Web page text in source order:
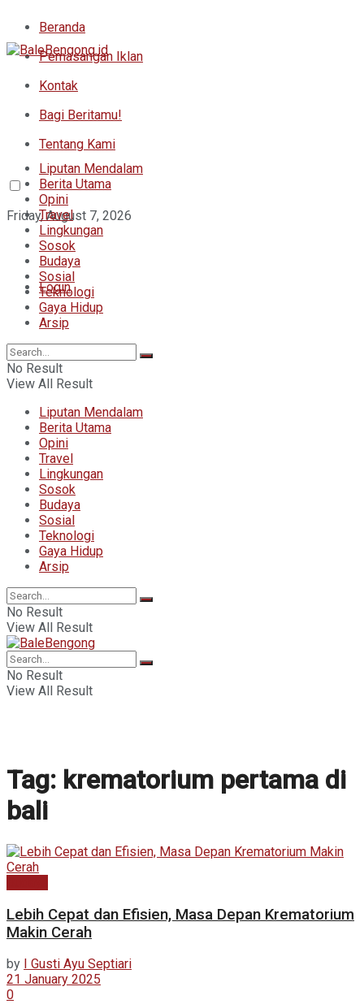
Beranda
Pemasangan Iklan
Kontak
Bagi Beritamu!
Tentang Kami
Friday, August 7, 2026
Login
Liputan Mendalam
Berita Utama
Opini
Travel
Lingkungan
Sosok
Budaya
Sosial
Teknologi
Gaya Hidup
Arsip
No Result
View All Result
Liputan Mendalam
Berita Utama
Opini
Travel
Lingkungan
Sosok
Budaya
Sosial
Teknologi
Gaya Hidup
Arsip
No Result
View All Result
No Result
View All Result
Tag: krematorium pertama di
bali
Lebih Cepat dan Efisien, Masa Depan Krematorium
Makin Cerah
by
I Gusti Ayu Septiari
21 January 2025
0